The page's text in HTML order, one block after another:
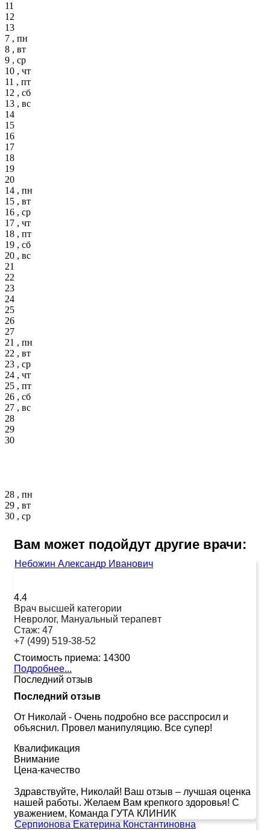
11
12
13
7 , пн
8 , вт
9 , ср
10 , чт
11 , пт
12 , сб
13 , вс
14
15
16
17
18
19
20
14 , пн
15 , вт
16 , ср
17 , чт
18 , пт
19 , сб
20 , вс
21
22
23
24
25
26
27
21 , пн
22 , вт
23 , ср
24 , чт
25 , пт
26 , сб
27 , вс
28
29
30
28 , пн
29 , вт
30 , ср
Вам может подойдут другие врачи:
Небожин Александр Иванович
4.4
Врач высшей категории
Невролог, Мануальный терапевт
Стаж: 47
+7 (499) 519-38-52
Стоимость приема: 14300
Подробнее...
Последний отзыв
Последний отзыв
От Николай - Очень подробно все расспросил и
объяснил. Провел манипуляцию. Все супер!
Квалификация
Внимание
Цена-качество
Здравствуйте, Николай! Ваш отзыв – лучшая оценка
нашей работы. Желаем Вам крепкого здоровья! С
уважением, Команда ГУТА КЛИНИК
Серпионова Екатерина Константиновна